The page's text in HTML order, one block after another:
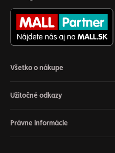
Všetko o nákupe
Užitočné odkazy
Právne informácie